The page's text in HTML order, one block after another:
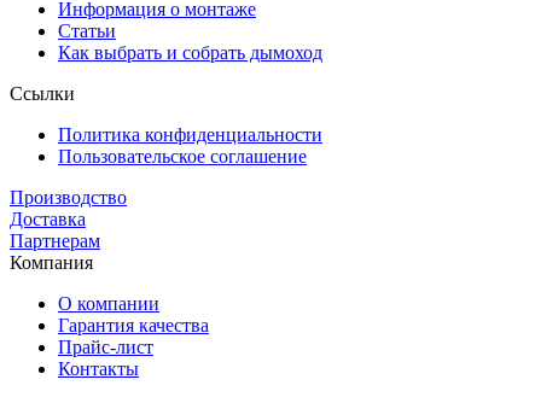
Информация о монтаже
Статьи
Как выбрать и собрать дымоход
Ссылки
Политика конфиденциальности
Пользовательское соглашение
Производство
Доставка
Партнерам
Компания
О компании
Гарантия качества
Прайс-лист
Контакты